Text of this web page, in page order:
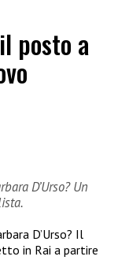
posto a
D’Urso? Un
D’Urso? Il
in Rai a partire